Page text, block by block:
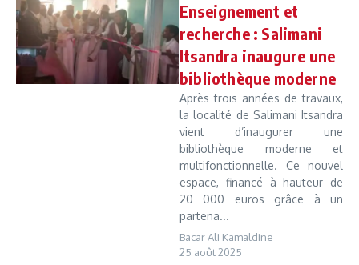
Enseignement et
recherche : Salimani
Itsandra inaugure une
bibliothèque moderne
Après trois années de travaux,
la localité de Salimani Itsandra
vient d’inaugurer une
bibliothèque moderne et
multifonctionnelle. Ce nouvel
espace, financé à hauteur de
20 000 euros grâce à un
partena...
Bacar Ali Kamaldine
25 août 2025